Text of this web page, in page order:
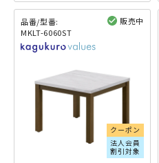
品番/型番:
MKLT-6060ST
販売中
クーポン
法人会員
割引対象